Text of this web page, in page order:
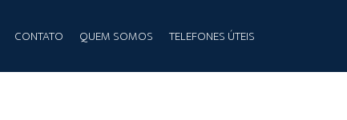
CONTATO QUEM SOMOS TELEFONES ÚTEIS